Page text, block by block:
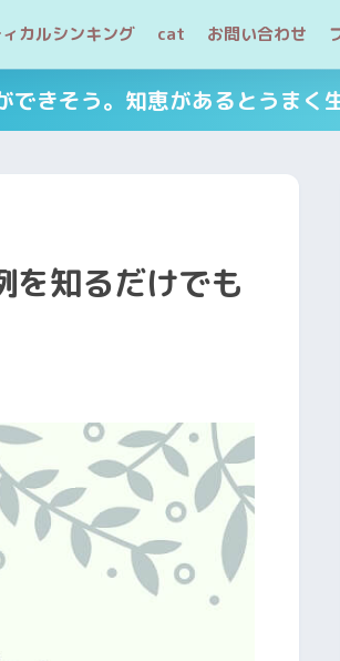
カルシンキング cat お問い合わせ
きそう。知恵があるとうまく
を知るだけでも